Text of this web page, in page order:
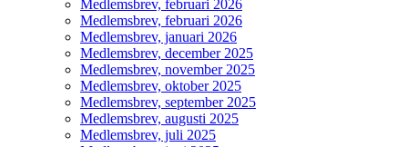
Medlemsbrev, februari 2026
Medlemsbrev, februari 2026
Medlemsbrev, januari 2026
Medlemsbrev, december 2025
Medlemsbrev, november 2025
Medlemsbrev, oktober 2025
Medlemsbrev, september 2025
Medlemsbrev, augusti 2025
Medlemsbrev, juli 2025